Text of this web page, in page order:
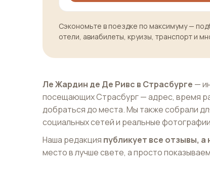
Сэкономьте в поездке по максимуму —
отели, авиабилеты, круизы, транспорт и
Ле Жардин де Де Ривс в Страсбурге —
посещающих Страсбург — адрес, время
добраться до места. Мы также собрали
социальных сетей и реальные
Наша редакция публикует все отзывы,
место в лучше свете, а просто